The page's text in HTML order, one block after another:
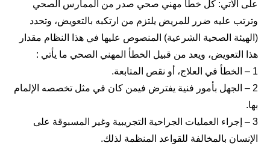
على الاتي: كل خطأ مهني صحي صدر من الممارس الصحي
وترتب عليه ضرر للمريض يلتزم من ارتكبه بالتعويض، وتحدد
(الهيئة الصحية الشرعية) المنصوص عليها في هذا النظام مقدار
هذا التعويض، ويعد من قبيل الخطأ المهني الصحي ما يأتي :
‎1 – الخطأ في العلاج، أو نقص المتابعة.
‎2 – الجهل بأمور فنية يفترض فيمن كان في مثل تخصصه الإلمام
بها.
‎3 – إجراء العمليات الجراحية التجريبية وغير المسبوقة على
الإنسان بالمخالفة للقواعد المنظمة لذلك.